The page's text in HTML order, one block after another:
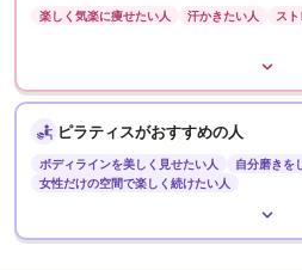
楽しく気楽に痩せたい人 汗かきたい人 スト
ピラティスがおすすめの人
ボディラインを美しく見せたい人
自分磨きを
女性だけの空間で楽しく続けたい人